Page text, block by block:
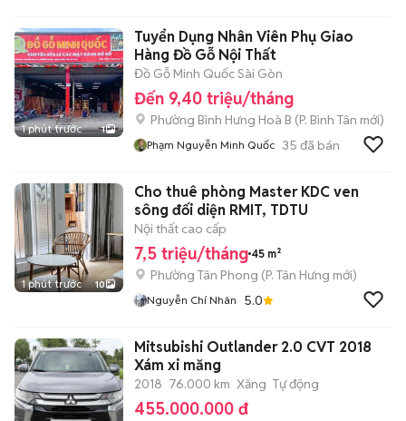
1 phút trước 1
Tuyển Dụng Nhân Viên Phụ Giao
Hàng Đồ Gỗ Nội Thất
Đồ Gỗ Minh Quốc Sài Gòn
Đến 9,40 triệu/tháng
Phường Bình Hưng Hoà B (P. Bình Tân mới)
Phạm Nguyễn Minh Quốc 35 đã bán
1 phút trước 10
Cho thuê phòng Master KDC ven
sông đối diện RMIT, TDTU
Nội thất cao cấp
7,5 triệu/tháng 45 m²
Phường Tân Phong (P. Tân Hưng mới)
Nguyễn Chí Nhân 5.0
Mitsubishi Outlander 2.0 CVT 2018
Xám xi măng
2018 76.000 km Xăng Tự động
455.000.000 đ